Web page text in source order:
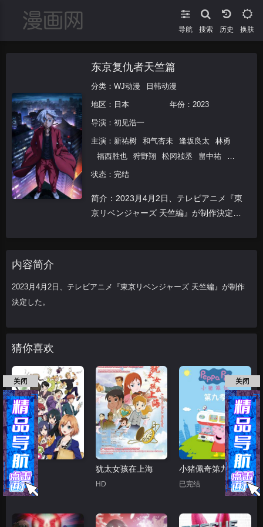
导航 搜索 换肤
东京复仇者天竺篇
分类： WJ动漫 日韩动漫
地区： 日本 年份： 2023
导演： 初见浩一
主演： 新祐树 和气杏未 逢坂良太
林勇
福西胜也
狩野翔 松冈祯丞 畠中祐
水
中雅章
木村昴
内骏辅
叶山翔太 内山夕实
森久保祥太
郎
江口拓也 榎木淳弥 花江夏树
杉田智
状态：完结
简介：2023月4月2日、テレビアニメ『東
京リベンジャーズ 天竺編』が制作決定し
内容简介
2023月4月2日、テレビアニメ『東京リベンジャーズ 天竺編』が制作
決定した。
猜你喜欢
白箱
已完结
犹太女孩在上海
HD
小猪佩奇第九季
已完结
关闭 关闭